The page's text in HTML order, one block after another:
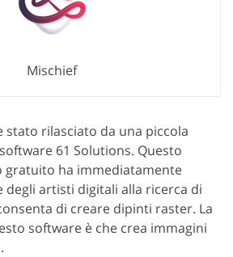
Mischief
stato rilasciato da una piccola
61 Solutions. Questo
gratuito ha immediatamente
artisti digitali alla ricerca di
di creare dipinti raster. La
software è che crea immagini